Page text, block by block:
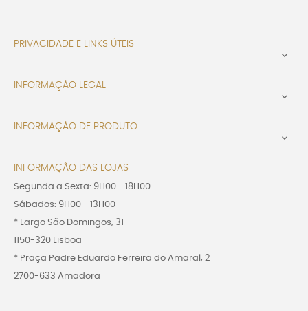
PRIVACIDADE E LINKS ÚTEIS

INFORMAÇÃO LEGAL

INFORMAÇÃO DE PRODUTO

INFORMAÇÃO DAS LOJAS
Segunda a Sexta: 9H00 - 18H00
Sábados: 9H00 - 13H00
* Largo São Domingos, 31
1150-320 Lisboa
* Praça Padre Eduardo Ferreira do Amaral, 2
2700-633 Amadora